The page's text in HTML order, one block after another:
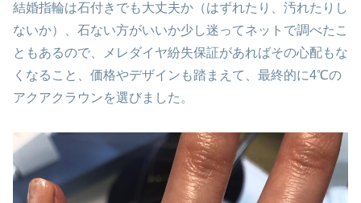
結婚指輪は石付きでも大丈夫か（はずれたり、汚れたりし
ないか）、石ない方がいいか少し迷ってネットで調べたこ
ともあるので、メレダイヤ紛失保証があればその心配もな
くなること、価格やデザインも踏まえて、最終的に4℃の
アクアクラウンを選びました。